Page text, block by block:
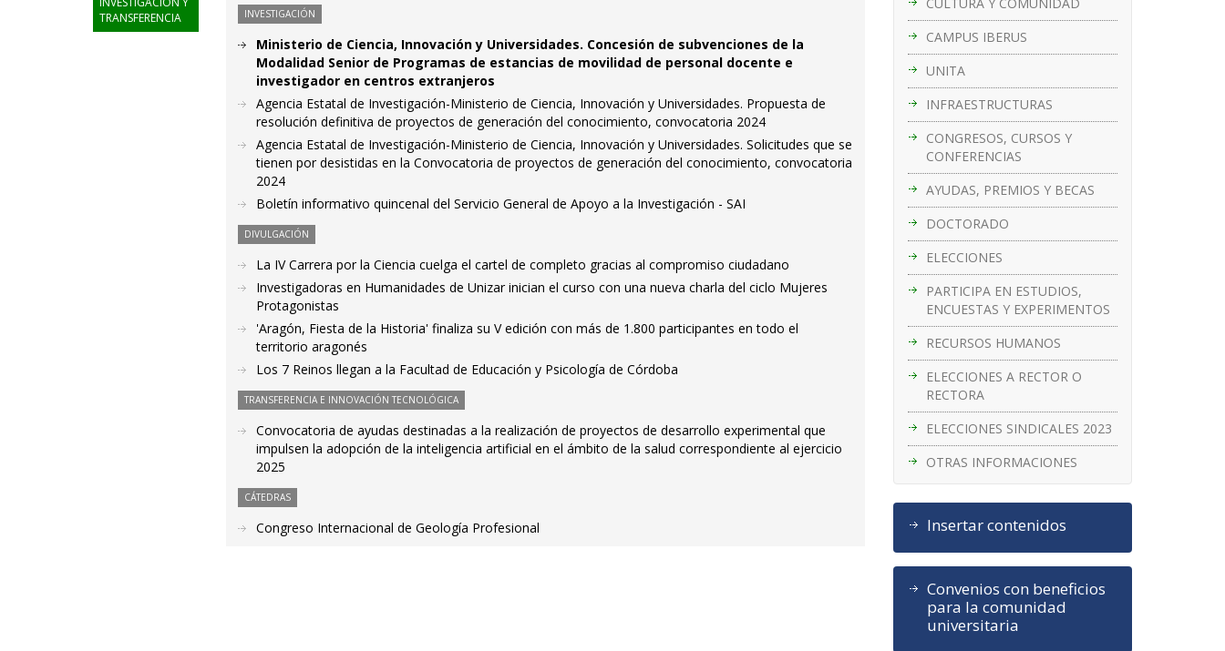
CAMPUS IBERUS
UNITA
INFRAESTRUCTURAS
CONGRESOS, CURSOS Y
CONFERENCIAS
AYUDAS, PREMIOS Y BECAS
DOCTORADO
ELECCIONES
PARTICIPA EN ESTUDIOS,
ENCUESTAS Y EXPERIMENTOS
RECURSOS HUMANOS
ELECCIONES A RECTOR O
RECTORA
ELECCIONES SINDICALES 2023
OTRAS INFORMACIONES
Insertar contenidos
Convenios con beneficios
para la comunidad
universitaria
TRANSFERENCIA
INVESTIGACIÓN
Ministerio de Ciencia, Innovación y Universidades. Concesión de subvenciones de la
Modalidad Senior de Programas de estancias de movilidad de personal docente e
investigador en centros extranjeros
Agencia Estatal de Investigación-Ministerio de Ciencia, Innovación y Universidades. Propuesta de
resolución definitiva de proyectos de generación del conocimiento, convocatoria 2024
Agencia Estatal de Investigación-Ministerio de Ciencia, Innovación y Universidades. Solicitudes que se
tienen por desistidas en la Convocatoria de proyectos de generación del conocimiento, convocatoria
2024
Boletín informativo quincenal del Servicio General de Apoyo a la Investigación - SAI
DIVULGACIÓN
La IV Carrera por la Ciencia cuelga el cartel de completo gracias al compromiso ciudadano
Investigadoras en Humanidades de Unizar inician el curso con una nueva charla del ciclo Mujeres
Protagonistas
'Aragón, Fiesta de la Historia' finaliza su V edición con más de 1.800 participantes en todo el
territorio aragonés
Los 7 Reinos llegan a la Facultad de Educación y Psicología de Córdoba
TRANSFERENCIA E INNOVACIÓN TECNOLÓGICA
Convocatoria de ayudas destinadas a la realización de proyectos de desarrollo experimental que
impulsen la adopción de la inteligencia artificial en el ámbito de la salud correspondiente al ejercicio
2025
CÁTEDRAS
Congreso Internacional de Geología Profesional